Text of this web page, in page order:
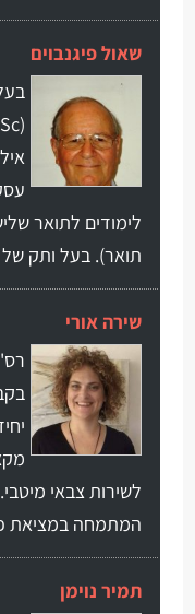
שאול פיגנבוים
תואר). בעל ותק של 40 שנות עבודה…
שירה אורי
לשירות צבאי מיטבי.
המתמחה במציאת
תמיר נוימן